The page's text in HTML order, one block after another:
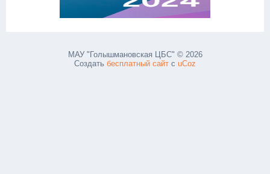
МАУ "Голышмановская ЦБС" © 2026
Создать бесплатный сайт с uCoz